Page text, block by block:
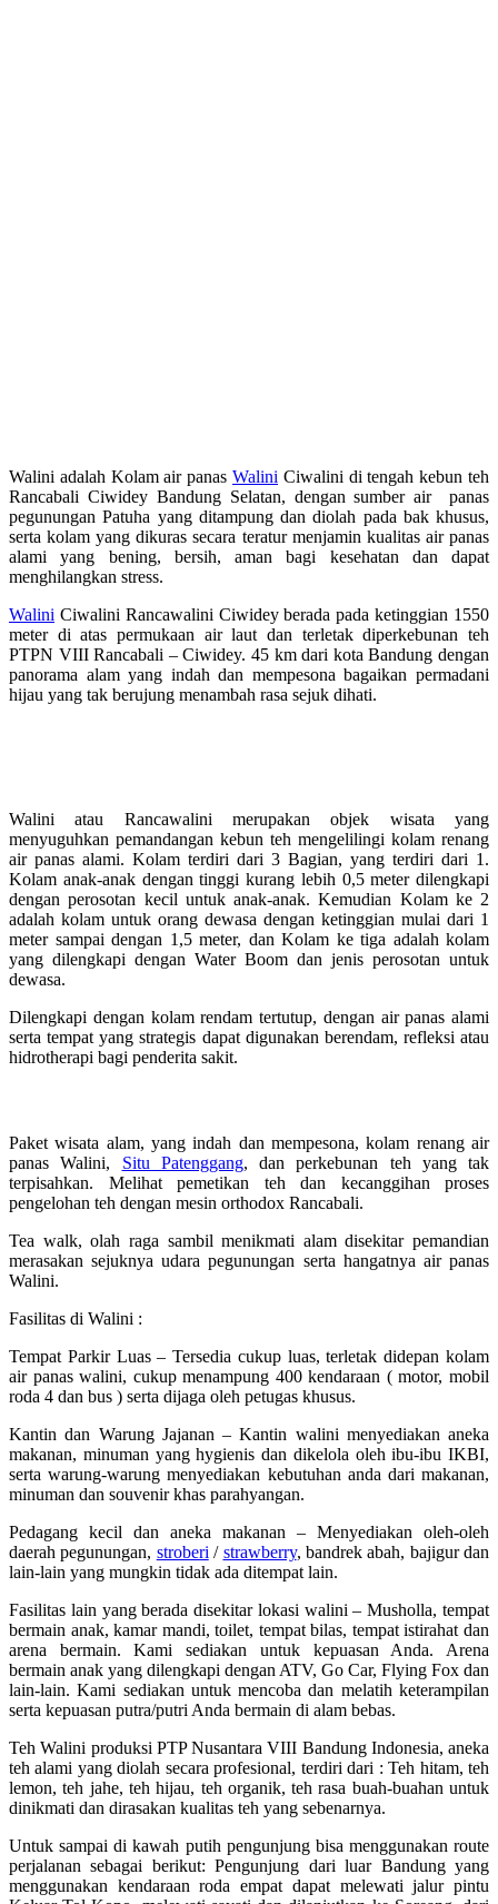
Walini adalah Kolam air panas Walini Ciwalini di tengah kebun teh
Rancabali Ciwidey Bandung Selatan, dengan sumber air panas
pegunungan Patuha yang ditampung dan diolah pada bak khusus,
serta kolam yang dikuras secara teratur menjamin kualitas air panas
alami yang bening, bersih, aman bagi kesehatan dan dapat
menghilangkan stress.
Walini Ciwalini Rancawalini Ciwidey berada pada ketinggian 1550
meter di atas permukaan air laut dan terletak diperkebunan teh
PTPN VIII Rancabali – Ciwidey. 45 km dari kota Bandung dengan
panorama alam yang indah dan mempesona bagaikan permadani
hijau yang tak berujung menambah rasa sejuk dihati.
Walini atau Rancawalini merupakan objek wisata yang
menyuguhkan pemandangan kebun teh mengelilingi kolam renang
air panas alami. Kolam terdiri dari 3 Bagian, yang terdiri dari 1.
Kolam anak-anak dengan tinggi kurang lebih 0,5 meter dilengkapi
dengan perosotan kecil untuk anak-anak. Kemudian Kolam ke 2
adalah kolam untuk orang dewasa dengan ketinggian mulai dari 1
meter sampai dengan 1,5 meter, dan Kolam ke tiga adalah kolam
yang dilengkapi dengan Water Boom dan jenis perosotan untuk
dewasa.
Dilengkapi dengan kolam rendam tertutup, dengan air panas alami
serta tempat yang strategis dapat digunakan berendam, refleksi atau
hidrotherapi bagi penderita sakit.
Paket wisata alam, yang indah dan mempesona, kolam renang air
panas Walini, Situ Patenggang, dan perkebunan teh yang tak
terpisahkan. Melihat pemetikan teh dan kecanggihan proses
pengelohan teh dengan mesin orthodox Rancabali.
Tea walk, olah raga sambil menikmati alam disekitar pemandian
merasakan sejuknya udara pegunungan serta hangatnya air panas
Walini.
Fasilitas di Walini :
Tempat Parkir Luas – Tersedia cukup luas, terletak didepan kolam
air panas walini, cukup menampung 400 kendaraan ( motor, mobil
roda 4 dan bus ) serta dijaga oleh petugas khusus.
Kantin dan Warung Jajanan – Kantin walini menyediakan aneka
makanan, minuman yang hygienis dan dikelola oleh ibu-ibu IKBI,
serta warung-warung menyediakan kebutuhan anda dari makanan,
minuman dan souvenir khas parahyangan.
Pedagang kecil dan aneka makanan – Menyediakan oleh-oleh
daerah pegunungan, stroberi / strawberry, bandrek abah, bajigur dan
lain-lain yang mungkin tidak ada ditempat lain.
Fasilitas lain yang berada disekitar lokasi walini – Musholla, tempat
bermain anak, kamar mandi, toilet, tempat bilas, tempat istirahat dan
arena bermain. Kami sediakan untuk kepuasan Anda. Arena
bermain anak yang dilengkapi dengan ATV, Go Car, Flying Fox dan
lain-lain. Kami sediakan untuk mencoba dan melatih keterampilan
serta kepuasan putra/putri Anda bermain di alam bebas.
Teh Walini produksi PTP Nusantara VIII Bandung Indonesia, aneka
teh alami yang diolah secara profesional, terdiri dari : Teh hitam, teh
lemon, teh jahe, teh hijau, teh organik, teh rasa buah-buahan untuk
dinikmati dan dirasakan kualitas teh yang sebenarnya.
Untuk sampai di kawah putih pengunjung bisa menggunakan route
perjalanan sebagai berikut: Pengunjung dari luar Bandung yang
menggunakan kendaraan roda empat dapat melewati jalur pintu